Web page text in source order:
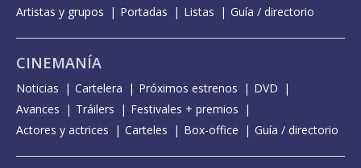
Artistas y grupos
Portadas Listas Guía / directorio
CINEMANÍA
Noticias Cartelera Próximos estrenos
DVD
Avances
Tráilers
Festivales + premios
Actores y actrices
Carteles Box-office Guía / directorio